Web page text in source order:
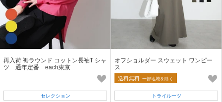
再入荷 裾ラウンド コットン長袖T シャ
ツ 通年定番 each東京
セレクション
オフショルダー スウェット ワンピー
ス
送料無料 一部地域を除く
トライルーツ